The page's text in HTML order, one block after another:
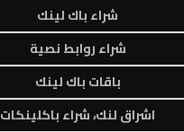
شراء باك لينك
شراء روابط نصية
باقات باك لينك
اشراق لنك، شراء باكلينكات